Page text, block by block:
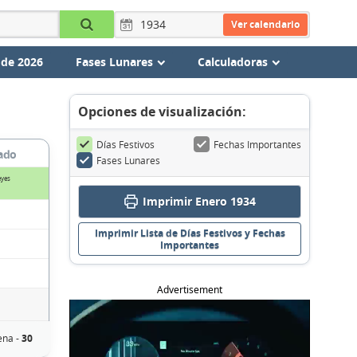
Ver calendario
2026 Fases Lunares Calculadoras
-30
Opciones de visualización:
Días Festivos
Fechas Importantes
Fases Lunares
Imprimir Enero 1934
Imprimir Lista de Días Festivos y Fechas
Importantes
Advertisement